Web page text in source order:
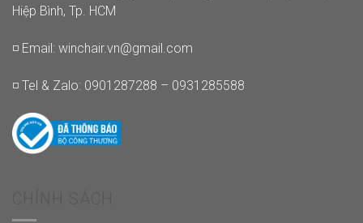
Hiệp Bình, Tp. HCM
◽ Email: winchair.vn@gmail.com
◽ Tel & Zalo: 0901287288 – 0931285588